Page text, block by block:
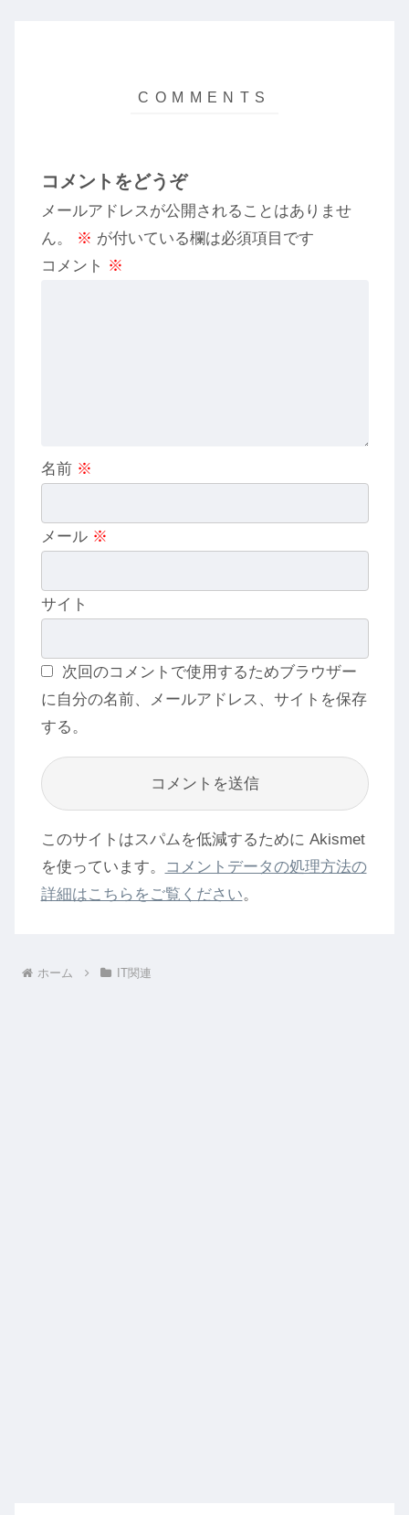
コメントをどうぞ
メールアドレスが公開されることはありませ
ん。
※ が付いている欄は必須項目です
コメント ※
名前 ※
メール ※
サイト
次回のコメントで使用するためブラウザー
に自分の名前、メールアドレス、サイトを保存
する。
このサイトはスパムを低減するために Akismet
を使っています。
コメントデータの処理方法の
詳細はこちらをご覧ください。
ホーム IT関連